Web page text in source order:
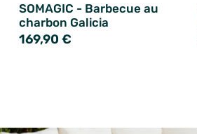
SOMAGIC - Barbecue au
charbon Galicia
169,90 €